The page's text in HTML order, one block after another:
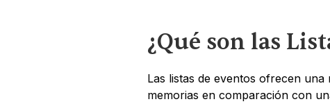
¿Qué son las
Las listas de eventos ofrecen
memorias en comparación con